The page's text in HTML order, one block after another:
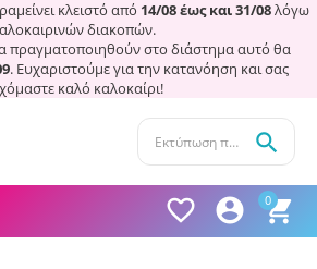
κλειστό από 14/08 έως και 31/08λόγω
διακοπών.
πραγματοποιηθούν στο διάστημα αυτό θα
. Ευχαριστούμε για την κατανόηση και σας
καλό καλοκαίρι!
0



